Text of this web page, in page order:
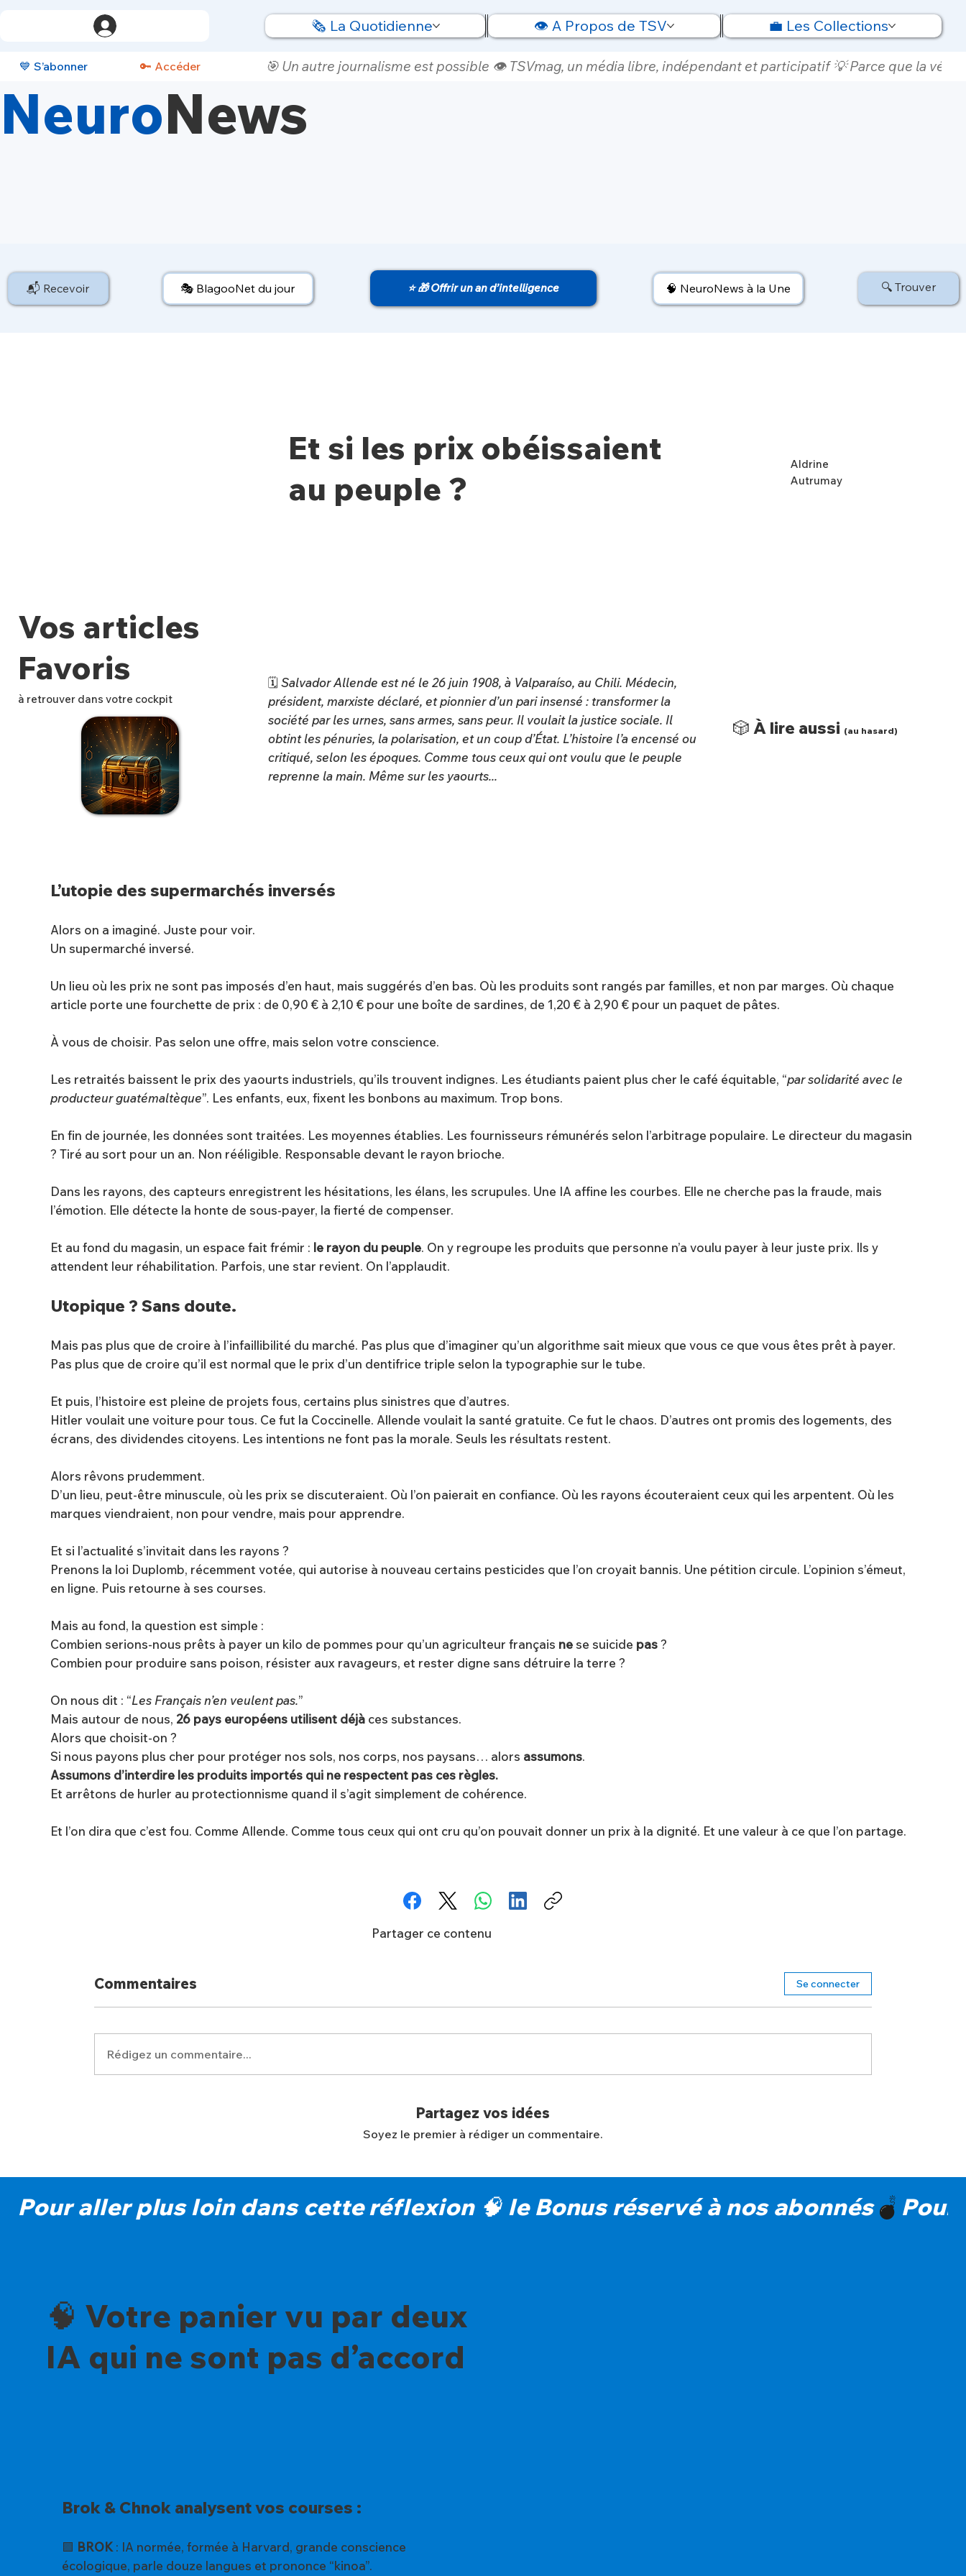
🗞️ La Quotidienne 👁️ A Propos de TSV 💼 Les Collections
💙 S’abonner 🔑 Accéder 🎯 Un autre journalisme est possible 👁️ TSVmag, un média libre, indépendant et participatif 💡 Parce que la
NeuroNews
📬 Recevoir 🎭 BlagooNet du jour ⭐ 🎁 Offrir un an d’intelligence 🧠 NeuroNews à la Une 🔍 Trouver
Et si les prix obéissaient
au peuple ?
Aldrine
Autrumay
🗓Salvador Allende est né le 26 juin 1908, à Valparaíso, au Chili. Médecin,
président, marxiste déclaré, et pionnier d’un pari insensé : transformer la
société par les urnes, sans armes, sans peur. Il voulait la justice sociale. Il
obtint les pénuries, la polarisation, et un coup d’État. L’histoire l’a encensé ou
critiqué, selon les époques. Comme tous ceux qui ont voulu que le peuple
reprenne la main. Même sur les yaourts...
Vos articles
Favoris
à retrouver dans votre cockpit
🎲 À lire aussi (au hasard)
L’utopie des supermarchés inversés
Alors on a imaginé. Juste pour voir.
Un supermarché inversé.
Un lieu où les prix ne sont pas imposés d’en haut, mais suggérés d’en bas. Où les produits sont rangés par familles, et non par marges. Où chaque
article porte une fourchette de prix : de 0,90 € à 2,10 € pour une boîte de sardines, de 1,20 € à 2,90 € pour un paquet de pâtes.
À vous de choisir. Pas selon une offre, mais selon votre conscience.
Les retraités baissent le prix des yaourts industriels, qu’ils trouvent indignes. Les étudiants paient plus cher le café équitable, “par solidarité avec le
producteur guatémaltèque”. Les enfants, eux, fixent les bonbons au maximum. Trop bons.
En fin de journée, les données sont traitées. Les moyennes établies. Les fournisseurs rémunérés selon l’arbitrage populaire. Le directeur du magasin
? Tiré au sort pour un an. Non rééligible. Responsable devant le rayon brioche.
Dans les rayons, des capteurs enregistrent les hésitations, les élans, les scrupules. Une IA affine les courbes. Elle ne cherche pas la fraude, mais
l’émotion. Elle détecte la honte de sous-payer, la fierté de compenser.
Et au fond du magasin, un espace fait frémir : le rayon du peuple. On y regroupe les produits que personne n’a voulu payer à leur juste prix. Ils y
attendent leur réhabilitation. Parfois, une star revient. On l’applaudit.
Utopique ? Sans doute.
Mais pas plus que de croire à l’infaillibilité du marché. Pas plus que d’imaginer qu’un algorithme sait mieux que vous ce que vous êtes prêt à payer.
Pas plus que de croire qu’il est normal que le prix d’un dentifrice triple selon la typographie sur le tube.
Et puis, l’histoire est pleine de projets fous, certains plus sinistres que d’autres.
Hitler voulait une voiture pour tous. Ce fut la Coccinelle. Allende voulait la santé gratuite. Ce fut le chaos. D’autres ont promis des logements, des
écrans, des dividendes citoyens. Les intentions ne font pas la morale. Seuls les résultats restent.
Alors rêvons prudemment.
D’un lieu, peut-être minuscule, où les prix se discuteraient. Où l’on paierait en confiance. Où les rayons écouteraient ceux qui les arpentent. Où les
marques viendraient, non pour vendre, mais pour apprendre.
Et si l’actualité s’invitait dans les rayons ?
Prenons la loi Duplomb, récemment votée, qui autorise à nouveau certains pesticides que l’on croyait bannis. Une pétition circule. L’opinion s’émeut,
en ligne. Puis retourne à ses courses.
Mais au fond, la question est simple :
Combien serions-nous prêts à payer un kilo de pommes pour qu’un agriculteur français nese suicide pas?
Combien pour produire sans poison, résister aux ravageurs, et rester digne sans détruire la terre ?
On nous dit : “Les Français n’en veulent pas.”
Mais autour de nous, 26 pays européens utilisent déjàces substances.
Alors que choisit-on ?
Si nous payons plus cher pour protéger nos sols, nos corps, nos paysans… alors assumons.
Assumons d’interdire les produits importés qui ne respectent pas ces règles.
Et arrêtons de hurler au protectionnisme quand il s’agit simplement de cohérence.
Et l’on dira que c’est fou. Comme Allende. Comme tous ceux qui ont cru qu’on pouvait donner un prix à la dignité. Et une valeur à ce que l’on partage.
Partager ce contenu
Commentaires Se connecter
Rédigez un commentaire...
Partagez vos idées
Soyez le premier à rédiger un commentaire.
Pour aller plus loin dans cette réflexion 🧠 le Bonus réservé à nos abonnés
🧠 Votre panier vu par deux
IA qui ne sont pas d’accord
Brok & Chnok analysent vos courses :
🟪 BROK : IA normée, formée à Harvard, grande conscience
écologique, parle douze langues et prononce “kinoa”.